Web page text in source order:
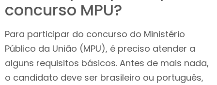
concurso MPU?
Para participar do concurso do Ministério
Público da União (MPU), é preciso atender a
alguns requisitos básicos. Antes de mais nada,
o candidato deve ser brasileiro ou português,